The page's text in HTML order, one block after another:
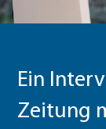
Ein
Zeitung